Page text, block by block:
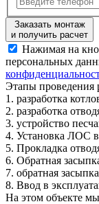
Заказать монтаж
и получить расчет
Нажимая на
персональных
Этапы проведения
1. разработка
2. разработка
3. устройство
4. Установка ЛОС в
5. Прокладка
6. Обратная
7. обратная
8. Ввод в
На этом объекте мы